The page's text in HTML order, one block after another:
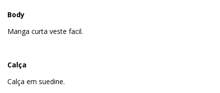
Body
Manga curta veste facil.
Calça
Calça em suedine.